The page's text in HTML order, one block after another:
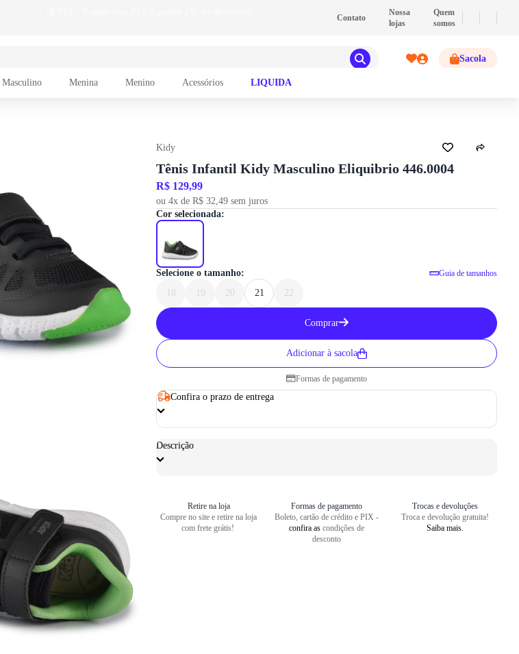
PIX - Pague com PIX e ganhe 2% de
Contato
Nossa
lojas
Quem
somos
Sacola
Masculino Menina Menino Acessórios LIQUIDA
Kidy
Tênis Infantil Kidy Masculino Eliquibrio 446.0004
R$ 129,99
ou 4x de R$ 32,49 sem juros
Selecione o tamanho: Guia de tamanhos
GUIA DE TAMANHOS
Tênis Infantil Kidy Masculino
Como medir seu pé
Centralize o seu pé em uma
2 Faça um risco a partir do seu
3 Repita o risco na frente do dedão
18 19 20 21 22
Cor selecionada:
Comprar
Adicionar à sacola
Formas de pagamento
Confira o prazo de entrega
Descrição
Retire na loja
Compre no site e retire na loja
com frete grátis!
Formas de pagamento
Boleto, cartão de crédito e PIX -
confira as condições de
desconto
Trocas e devoluções
Troca e devolução gratuita!
Saiba mais.